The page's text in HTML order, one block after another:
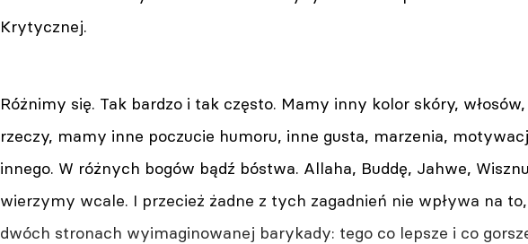
Krytycznej.
Różnimy się. Tak bardzo i tak często. Mamy inny kolor skóry,
rzeczy, mamy inne poczucie humoru, inne gusta, marzenia,
innego. W różnych bogów bądź bóstwa. Allaha, Buddę, Jahwe,
wierzymy wcale. I przecież żadne z tych zagadnień nie wpływa na
dwóch stronach wyimaginowanej barykady: tego co lepsze i co